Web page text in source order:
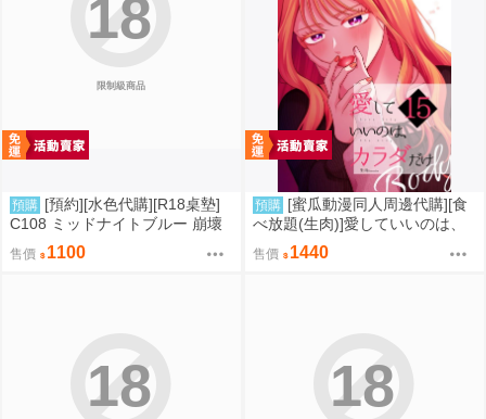
限制級商品
18
預購 [預約][水色代購][R18桌墊]
C108 ミッドナイトブルー 崩壞
星穹鐵道 火花 誘惑
售價 1100
預購 [蜜瓜動漫同人周邊代購][食
べ放題(生肉)]愛していいのは、
カラダだけ15【A5アクリルスタ
ンド】(A5壓克力立牌特典版)(同
售價 1440
18 18